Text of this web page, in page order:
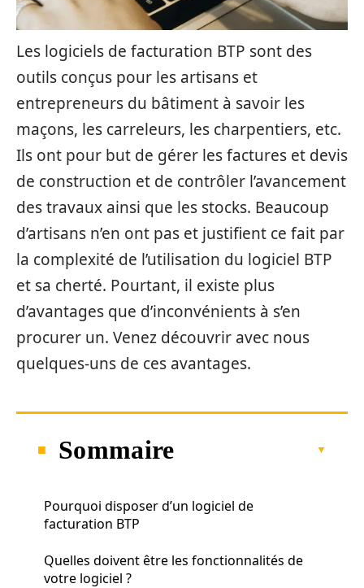
Les logiciels de facturation BTP sont des
outils conçus pour les artisans et
entrepreneurs du bâtiment à savoir les
maçons, les carreleurs, les charpentiers, etc.
Ils ont pour but de gérer les factures et devis
de construction et de contrôler l’avancement
des travaux ainsi que les stocks. Beaucoup
d’artisans n’en ont pas et justifient ce fait par
la complexité de l’utilisation du logiciel BTP
et sa cherté. Pourtant, il existe plus
d’avantages que d’inconvénients à s’en
procurer un. Venez découvrir avec nous
quelques-uns de ces avantages.
Sommaire
Pourquoi disposer d’un logiciel de
facturation BTP
Quelles doivent être les fonctionnalités de
votre logiciel ?